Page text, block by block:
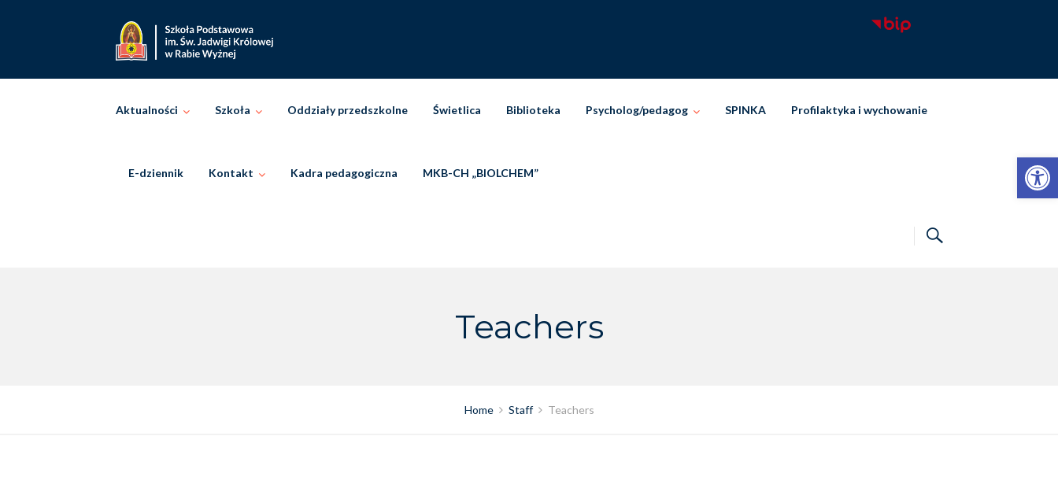
Otwórz pasek narzędzi
Aktualności Szkoła Oddziały przedszkolne Świetlica Biblioteka Psycholog/pedagog SPINKA Profilaktyka i wychowanie
E-dziennik Kontakt Kadra pedagogiczna MKB-CH „BIOLCHEM”
Teachers
Home Staff Teachers